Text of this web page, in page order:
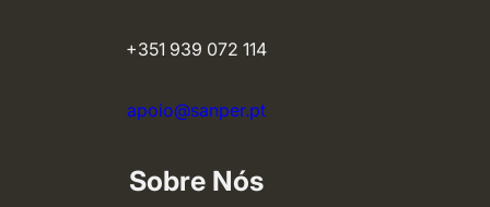
+351 939 072 114
apoio@sanper.pt
Sobre Nós